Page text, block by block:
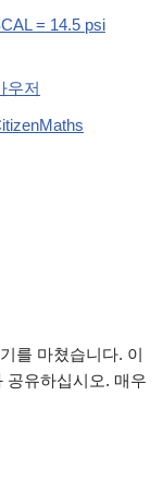
= 14.5 psi
우저
를 마쳤습니다. 이
공유하십시오. 매우